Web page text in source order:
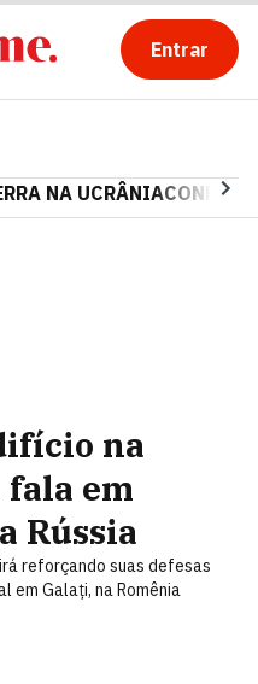
Entrar
NA UCRÂNIA
na
fala em
Rússia
reforçando suas defesas
em Galați, na Romênia